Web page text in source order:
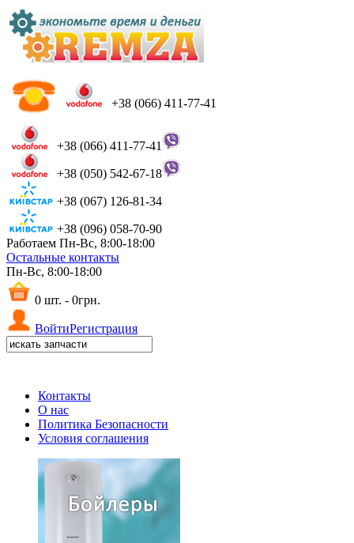
+38 (066) 411-77-41
+38 (066) 411-77-41
+38 (050) 542-67-18
+38 (067) 126-81-34
+38 (096) 058-70-90
Работаем Пн-Вс, 8:00-18:00
Остальные контакты
Пн-Вс, 8:00-18:00
0 шт. - 0грн.
ВойтиРегистрация
Контакты
О нас
Политика Безопасности
Условия соглашения